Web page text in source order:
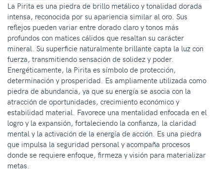
La Pirita es una piedra de brillo metálico y tonalidad dorada
intensa, reconocida por su apariencia similar al oro. Sus
reflejos pueden variar entre dorado claro y tonos más
profundos con matices cálidos que resaltan su carácter
mineral. Su superficie naturalmente brillante capta la luz con
fuerza, transmitiendo sensación de solidez y poder.
Energéticamente, la Pirita es símbolo de protección,
determinación y prosperidad. Es ampliamente utilizada como
piedra de abundancia, ya que su energía se asocia con la
atracción de oportunidades, crecimiento económico y
estabilidad material. Favorece una mentalidad enfocada en el
logro y la expansión, fortaleciendo la confianza, la claridad
mental y la activación de la energía de acción. Es una piedra
que impulsa la seguridad personal y acompaña procesos
donde se requiere enfoque, firmeza y visión para materializar
metas.